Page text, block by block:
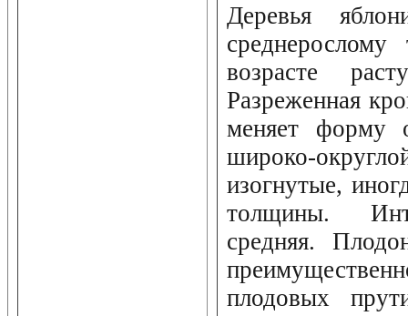
Деревья
возрасте
Разреженная
меняет форму
широко-
изогнутые,
толщины.
средняя.
плодовых